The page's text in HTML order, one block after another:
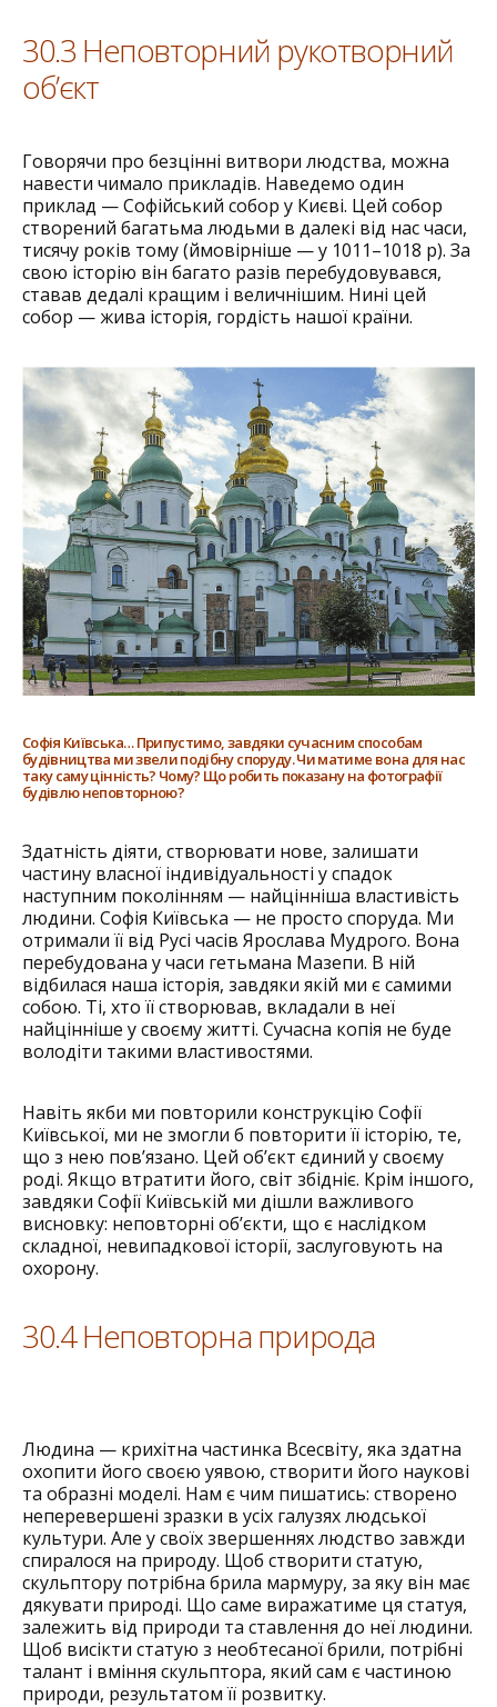
30.3 Неповторний рукотворний
об’єкт
Говорячи про безцінні витвори людства, можна
навести чимало прикладів. Наведемо один
приклад — Софійський собор у Києві. Цей собор
створений багатьма людьми в далекі від нас часи,
тисячу років тому (ймовірніше — у 1011–1018 р). За
свою історію він багато разів перебудовувався,
ставав дедалі кращим і величнішим. Нині цей
собор — жива історія, гордість нашої країни.
Софія Київська… Припустимо, завдяки сучасним способам
будівництва ми звели подібну споруду. Чи матиме вона для нас
таку саму цінність? Чому? Що робить показану на фотографії
будівлю неповторною?
Здатність діяти, створювати нове, залишати
частину власної індивідуальності у спадок
наступним поколінням — найцінніша властивість
людини. Софія Київська — не просто споруда. Ми
отримали її від Русі часів Ярослава Мудрого. Вона
перебудована у часи гетьмана Мазепи. В ній
відбилася наша історія, завдяки якій ми є самими
собою. Ті, хто її створював, вкладали в неї
найцінніше у своєму житті. Сучасна копія не буде
володіти такими властивостями.
Навіть якби ми повторили конструкцію Софії
Київської, ми не змогли б повторити її історію, те,
що з нею пов’язано. Цей об’єкт єдиний у своєму
роді. Якщо втратити його, світ збідніє. Крім іншого,
завдяки Софії Київській ми дішли важливого
висновку: неповторні об’єкти, що є наслідком
складної, невипадкової історії, заслуговують на
охорону.
30.4 Неповторна природа
Людина — крихітна частинка Всесвіту, яка здатна
охопити його своєю уявою, створити його наукові
та образні моделі. Нам є чим пишатись: створено
неперевершені зразки в усіх галузях людської
культури. Але у своїх звершеннях людство завжди
спиралося на природу. Щоб створити статую,
скульптору потрібна брила мармуру, за яку він має
дякувати природі. Що саме виражатиме ця статуя,
залежить від природи та ставлення до неї людини.
Щоб висікти статую з необтесаної брили, потрібні
талант і вміння скульптора, який сам є частиною
природи, результатом її розвитку.